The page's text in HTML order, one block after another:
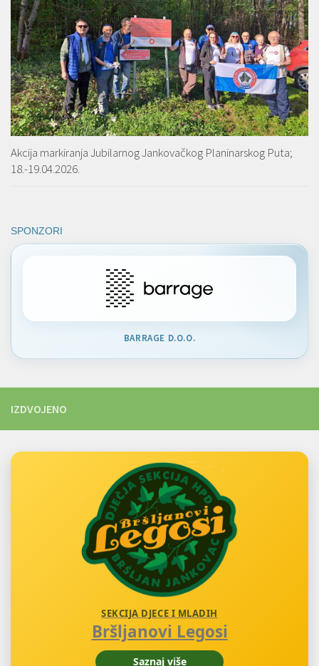
Akcija markiranja Jubilarnog Jankovačkog Planinarskog Puta;
18.-19.04.2026.
SPONZORI
BARRAGE D.O.O.
IZDVOJENO
SEKCIJA DJECE I MLADIH
Bršljanovi Legosi
Saznaj više